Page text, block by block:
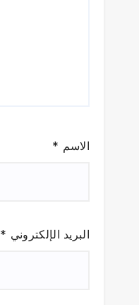
الاسم *
البريد الإلكتروني *